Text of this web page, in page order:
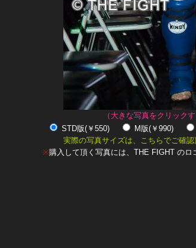
（大きな写真をクリック
STD版(￥550)
M版(￥990)
実際の写真サイズは、こちらでご確認
※購入して頂く写真には、THE FIGHT のロ